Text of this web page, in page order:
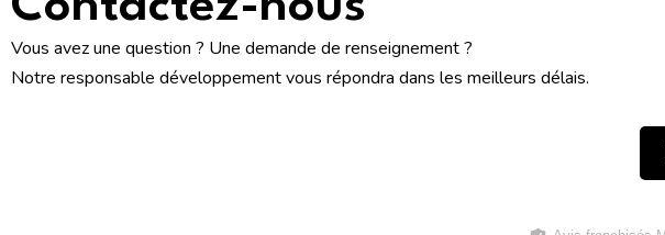
Vous avez une question ? Une demande de renseignement ?
Notre responsable développement vous répondra dans les meilleurs délais.